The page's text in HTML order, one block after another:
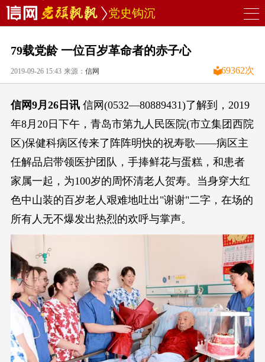
党史钩沉
79载党龄 一位百岁革命者的赤子心
2019-09-26 15:43 来源： 信网 69362次
信网9月26日讯 信网(0532—80889431)了解到，2019
年8月20日下午，青岛市第九人民医院(市立集团西院
区)保健科病区传来了阵阵明快的祝寿歌——病区主
任解品启带领医护团队，手捧鲜花与蛋糕，和患者
家属一起，为100岁的周怀清老人贺寿。当身穿大红
色中山装的百岁老人艰难地吐出"谢谢"二字，在场的
所有人无不爆发出热烈的欢呼与掌声。